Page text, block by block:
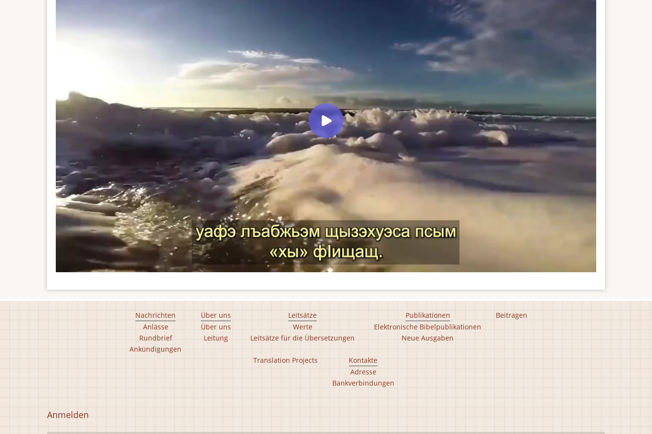
Nachrichten
Anlässe
Rundbrief
Ankündigungen
Über uns
Über uns
Leitung
Leitsätze
Werte
Leitsätze für die Übersetzungen
Publikationen
Elektronische Bibelpublikationen
Neue Ausgaben
Beitragen
Translation Projects
Kontakte
Adresse
Bankverbindungen
Benutzermenü
Anmelden